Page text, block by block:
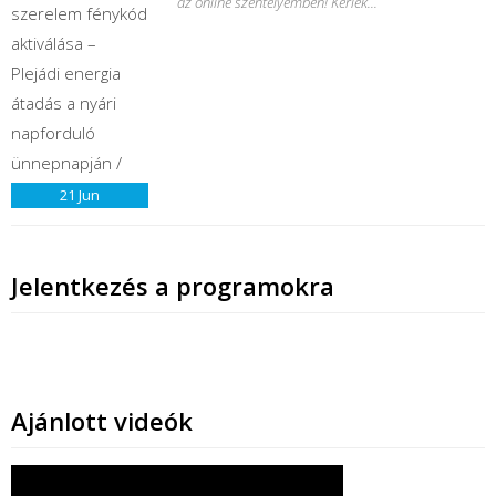
21 Jun
Jelentkezés a programokra
Ajánlott videók